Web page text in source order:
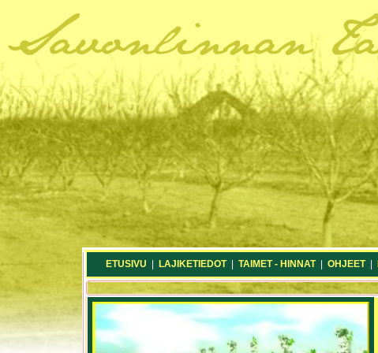
ETUSIVU LAJIKETIEDOT| TAIMET - HINNAT| OHJEET|